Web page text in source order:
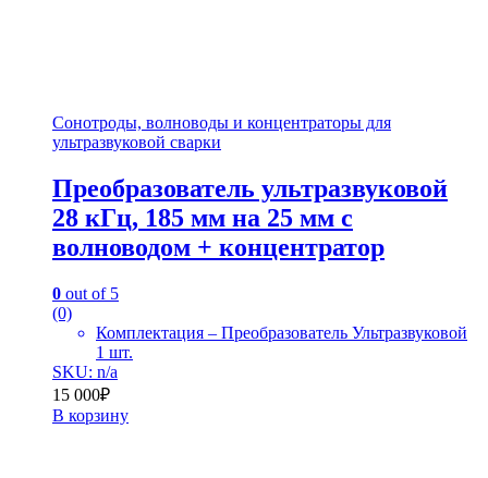
Сонотроды, волноводы и концентраторы для
ультразвуковой сварки
Преобразователь ультразвуковой
28 кГц, 185 мм на 25 мм с
волноводом + концентратор
0 out of 5
(0)
Комплектация – Преобразователь Ультразвуковой
1 шт.
SKU: n/a
15 000₽
В корзину